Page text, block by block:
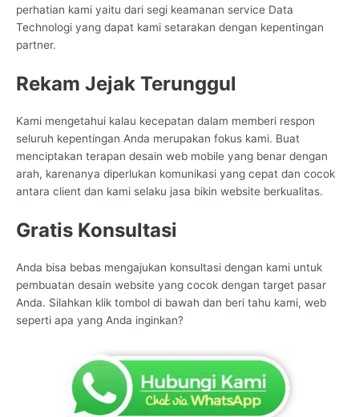
perhatian kami yaitu dari segi keamanan service Data
Technologi yang dapat kami setarakan dengan kepentingan
partner.
Rekam Jejak Terunggul
Kami mengetahui kalau kecepatan dalam memberi respon
seluruh kepentingan Anda merupakan fokus kami. Buat
menciptakan terapan desain web mobile yang benar dengan
arah, karenanya diperlukan komunikasi yang cepat dan cocok
antara client dan kami selaku jasa bikin website berkualitas.
Gratis Konsultasi
Anda bisa bebas mengajukan konsultasi dengan kami untuk
pembuatan desain website yang cocok dengan target pasar
Anda. Silahkan klik tombol di bawah dan beri tahu kami, web
seperti apa yang Anda inginkan?